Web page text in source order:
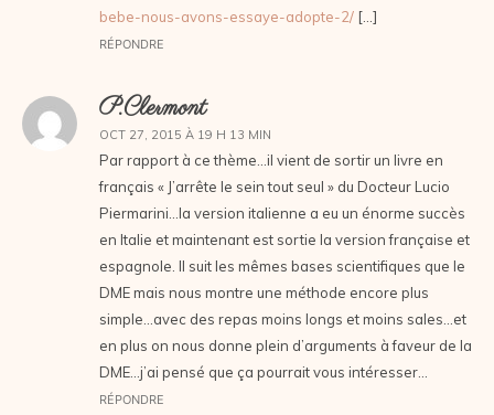
bebe-nous-avons-essaye-adopte-2/ […]
RÉPONDRE
P.clermont
OCT 27, 2015 À 19 H 13 MIN
Par rapport à ce thème…il vient de sortir un livre en
français « J’arrête le sein tout seul » du Docteur Lucio
Piermarini…la version italienne a eu un énorme succès
en Italie et maintenant est sortie la version française et
espagnole. Il suit les mêmes bases scientifiques que le
DME mais nous montre une méthode encore plus
simple…avec des repas moins longs et moins sales…et
en plus on nous donne plein d’arguments à faveur de la
DME…j’ai pensé que ça pourrait vous intéresser…
RÉPONDRE